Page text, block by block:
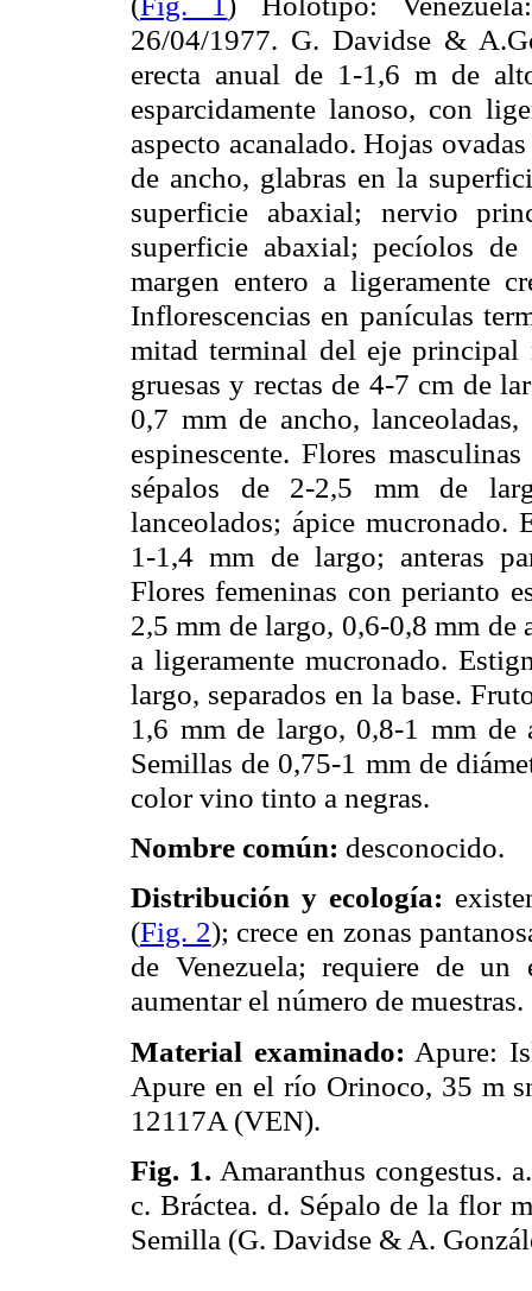
26/04/1977. G. Davidse &
erecta anual de 1-1,6 m de
esparcidamente lanoso, con
aspecto acanalado. Hojas
de ancho, glabras en la
superficie abaxial; nervio
superficie abaxial; pecíolos de
margen entero a ligeramente
Inflorescencias en panículas
mitad terminal del eje principal
gruesas y rectas de 4-7 cm de
0,7 mm de ancho, lanceoladas,
espinescente. Flores
sépalos de 2-2,5 mm de
lanceolados; ápice mucronado.
1-1,4 mm de largo; anteras
Flores femeninas con perianto
2,5 mm de largo, 0,6-0,8 mm de
a ligeramente mucronado.
largo, separados en la base.
1,6 mm de largo, 0,8-1 mm de
Semillas de 0,75-1 mm de
color vino tinto a negras.
Nombre común: desconocido.
Distribución y ecología:
(Fig. 2); crece en zonas
de Venezuela; requiere de un
aumentar el número de muestras.
Material examinado: Apure:
Apure en el río Orinoco, 35 m
12117A (VEN).
Fig. 1. Amaranthus congestus.
c. Bráctea. d. Sépalo de la flor
Semilla (G. Davidse & A.